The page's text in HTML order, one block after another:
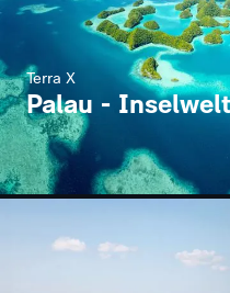
Terra X
Palau -